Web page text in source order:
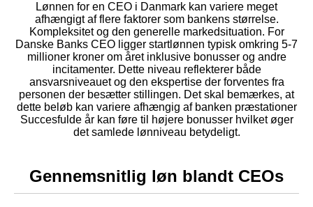
Lønnen for en CEO i Danmark kan variere meget
afhængigt af flere faktorer som bankens størrelse.
Kompleksitet og den generelle markedsituation. For
Danske Banks CEO ligger startlønnen typisk omkring 5-7
millioner kroner om året inklusive bonusser og andre
incitamenter. Dette niveau reflekterer både
ansvarsniveauet og den ekspertise der forventes fra
personen der besætter stillingen. Det skal bemærkes, at
dette beløb kan variere afhængig af banken præstationer
Succesfulde år kan føre til højere bonusser hvilket øger
det samlede lønniveau betydeligt.
Gennemsnitlig løn blandt CEOs